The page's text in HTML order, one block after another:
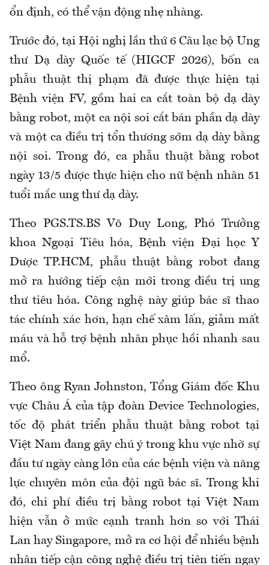
ổn định, có thể vận động nhẹ nhàng.
Trước đó, tại Hội nghị lần thứ 6 Câu lạc bộ Ung
thư Dạ dày Quốc tế (HIGCF 2026), bốn ca
phẫu thuật thị phạm đã được thực hiện tại
Bệnh viện FV, gồm hai ca cắt toàn bộ dạ dày
bằng robot, một ca nội soi cắt bán phần dạ dày
và một ca điều trị tổn thương sớm dạ dày bằng
nội soi. Trong đó, ca phẫu thuật bằng robot
ngày 13/5 được thực hiện cho nữ bệnh nhân 51
tuổi mắc ung thư dạ dày.
Theo PGS.TS.BS Võ Duy Long, Phó Trưởng
khoa Ngoại Tiêu hóa, Bệnh viện Đại học Y
Dược TP.HCM, phẫu thuật bằng robot đang
mở ra hướng tiếp cận mới trong điều trị ung
thư tiêu hóa. Công nghệ này giúp bác sĩ thao
tác chính xác hơn, hạn chế xâm lấn, giảm mất
máu và hỗ trợ bệnh nhân phục hồi nhanh sau
mổ.
Theo ông Ryan Johnston, Tổng Giám đốc Khu
vực Châu Á của tập đoàn Device Technologies,
tốc độ phát triển phẫu thuật bằng robot tại
Việt Nam đang gây chú ý trong khu vực nhờ sự
đầu tư ngày càng lớn của các bệnh viện và năng
lực chuyên môn của đội ngũ bác sĩ. Trong khi
đó, chi phí điều trị bằng robot tại Việt Nam
hiện vẫn ở mức cạnh tranh hơn so với Thái
Lan hay Singapore, mở ra cơ hội để nhiều bệnh
nhân tiếp cận công nghệ điều trị tiên tiến ngay